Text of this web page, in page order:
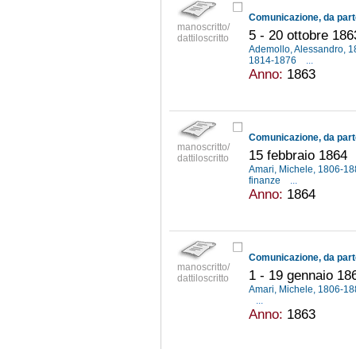
manoscritto/
dattiloscritto
5 - 20 ottobre
Ademollo, Alessandro,
1814-1876
...
Anno: 1863
manoscritto/
dattiloscritto
15 febbraio 1864
Amari, Michele, 1806-
finanze
...
Anno: 1864
manoscritto/
dattiloscritto
1 - 19 gennaio
Amari, Michele, 1806-
...
Anno: 1863